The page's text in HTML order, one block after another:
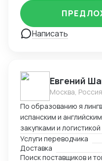
Написать
Евгений
Москва, Россия
По образованию я
испанским и
закупками и
Координировал, вел
согласовал цены DDP.
Услуги переводчика
Доставка
Поиск поставщиков и